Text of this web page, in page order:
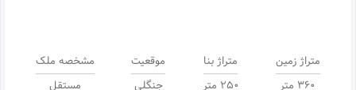
متراژ زمین
360 متر
متراژ بنا
250 متر
موقعیت
جنگلی
مشخصه ملک
مستقل